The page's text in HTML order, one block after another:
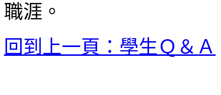
職涯。
回到上一頁：學生Ｑ＆Ａ